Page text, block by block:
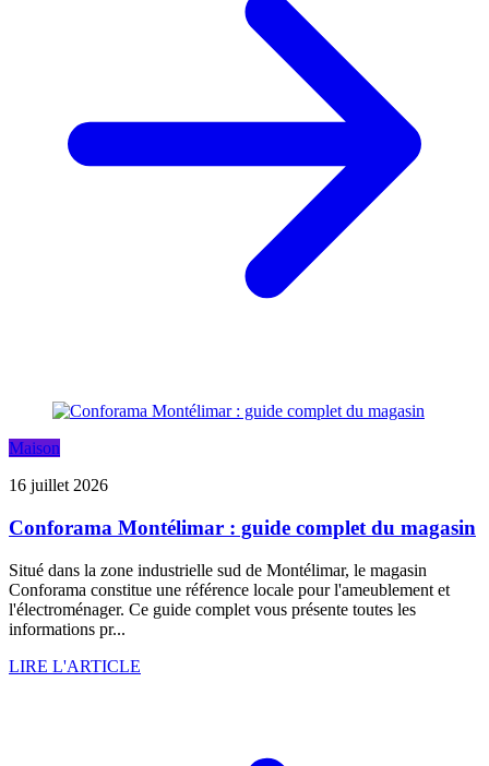
Maison
16 juillet 2026
Conforama Montélimar : guide complet du magasin
Situé dans la zone industrielle sud de Montélimar, le magasin
Conforama constitue une référence locale pour l'ameublement et
l'électroménager. Ce guide complet vous présente toutes les
informations pr...
LIRE L'ARTICLE